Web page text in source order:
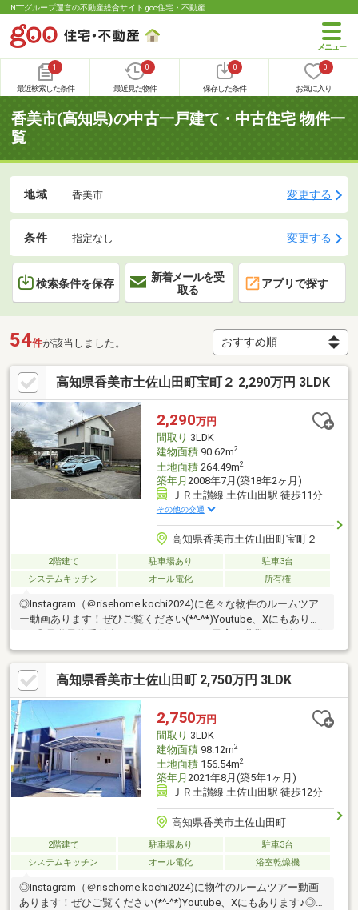
NTTグループ運営の不動産総合サイト goo住宅・不動産
1
最近検索した条件
0
最近見た物件
0
保存した条件
0
お気に入り
香美市(高知県)の中古一戸建て・中古住宅 物件一
覧
地域 香美市 変更する
条件 指定なし 変更する
検索条件を保存
新着メールを受
取る
アプリで探す
54件が該当しました。
高知県香美市土佐山田町宝町２ 2,290万円 3LDK
2,290万円
間取り 3LDK
建物面積90.62m2
土地面積264.49m2
築年月 2008年7月(築18年2ヶ月)
ＪＲ土讃線 土佐山田駅 徒歩11分
その他の交通
高知県香美市土佐山田町宝町２
2階建て 駐車場あり
駐車3台
システムキッチン
オール電化 所有権
◎Instagram（＠risehome.kochi2024)に色々な物件のルームツア
ー動画あります！ぜひご覧ください(*^-^*)Youtube、Xにもありま
環境 ・並列駐車６台可で来客時も安心・太陽光発電＋蓄電池搭載
のオール電化住宅。光熱費の削減・停電時も安心ですね・角地で
開放感があり、プライバシーも確保しやすい立地【周辺環境】・
香美市立山田小学校 徒歩６分（約443ｍ）・香美市立鏡野中学
校 自転車9分（約2300ｍ）
高知県香美市土佐山田町 2,750万円 3LDK
2,750万円
間取り 3LDK
建物面積98.12m2
土地面積156.54m2
築年月 2021年8月(築5年1ヶ月)
ＪＲ土讃線 土佐山田駅 徒歩12分
高知県香美市土佐山田町
2階建て 駐車場あり
駐車3台
システムキッチン
オール電化 浴室乾燥機
◎Instagram（＠risehome.kochi2024)に物件のルームツアー動画
あります！ぜひご覧ください(*^-^*)Youtube、Xにもあります♪◎見